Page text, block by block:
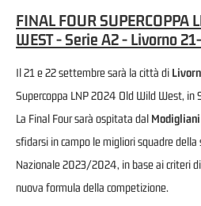
FINAL FOUR SUPERCOPPA
WEST - Serie A2 - Livorno
Il 21 e 22 settembre sarà la città di
Supercoppa LNP 2024 Old Wild West, in
La Final Four sarà ospitata dal
sfidarsi in campo le migliori squadre
Nazionale 2023/2024, in base ai criteri
nuova formula della competizione.